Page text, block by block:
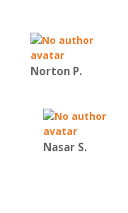
Norton P.
Nasar S.